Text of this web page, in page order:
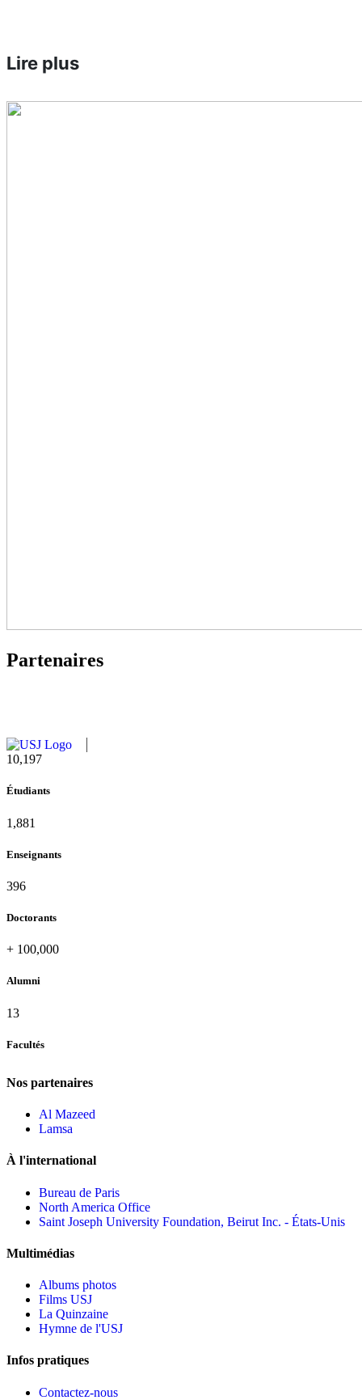
Lire plus
Partenaires
11,727
Étudiants
2,142
Enseignants
437
Doctorants
+ 100,000
Alumni
13
Facultés
Nos partenaires
Al Mazeed
Lamsa
À l'international
Bureau de Paris
North America Office
Saint Joseph University Foundation, Beirut Inc. - États-Unis
Multimédias
Albums photos
Films USJ
La Quinzaine
Hymne de l'USJ
Infos pratiques
Contactez-nous